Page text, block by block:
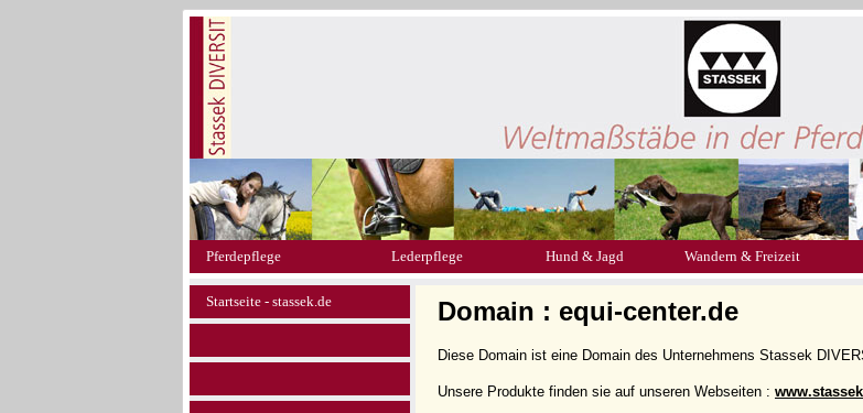
Pferdepflege Lederpflege Hund & Jagd Wandern & Freizeit
Startseite - stassek.de Domain : equi-center.de
Diese Domain ist eine Domain des Unternehmens Stassek
Unsere Produkte finden sie auf unseren Webseiten :